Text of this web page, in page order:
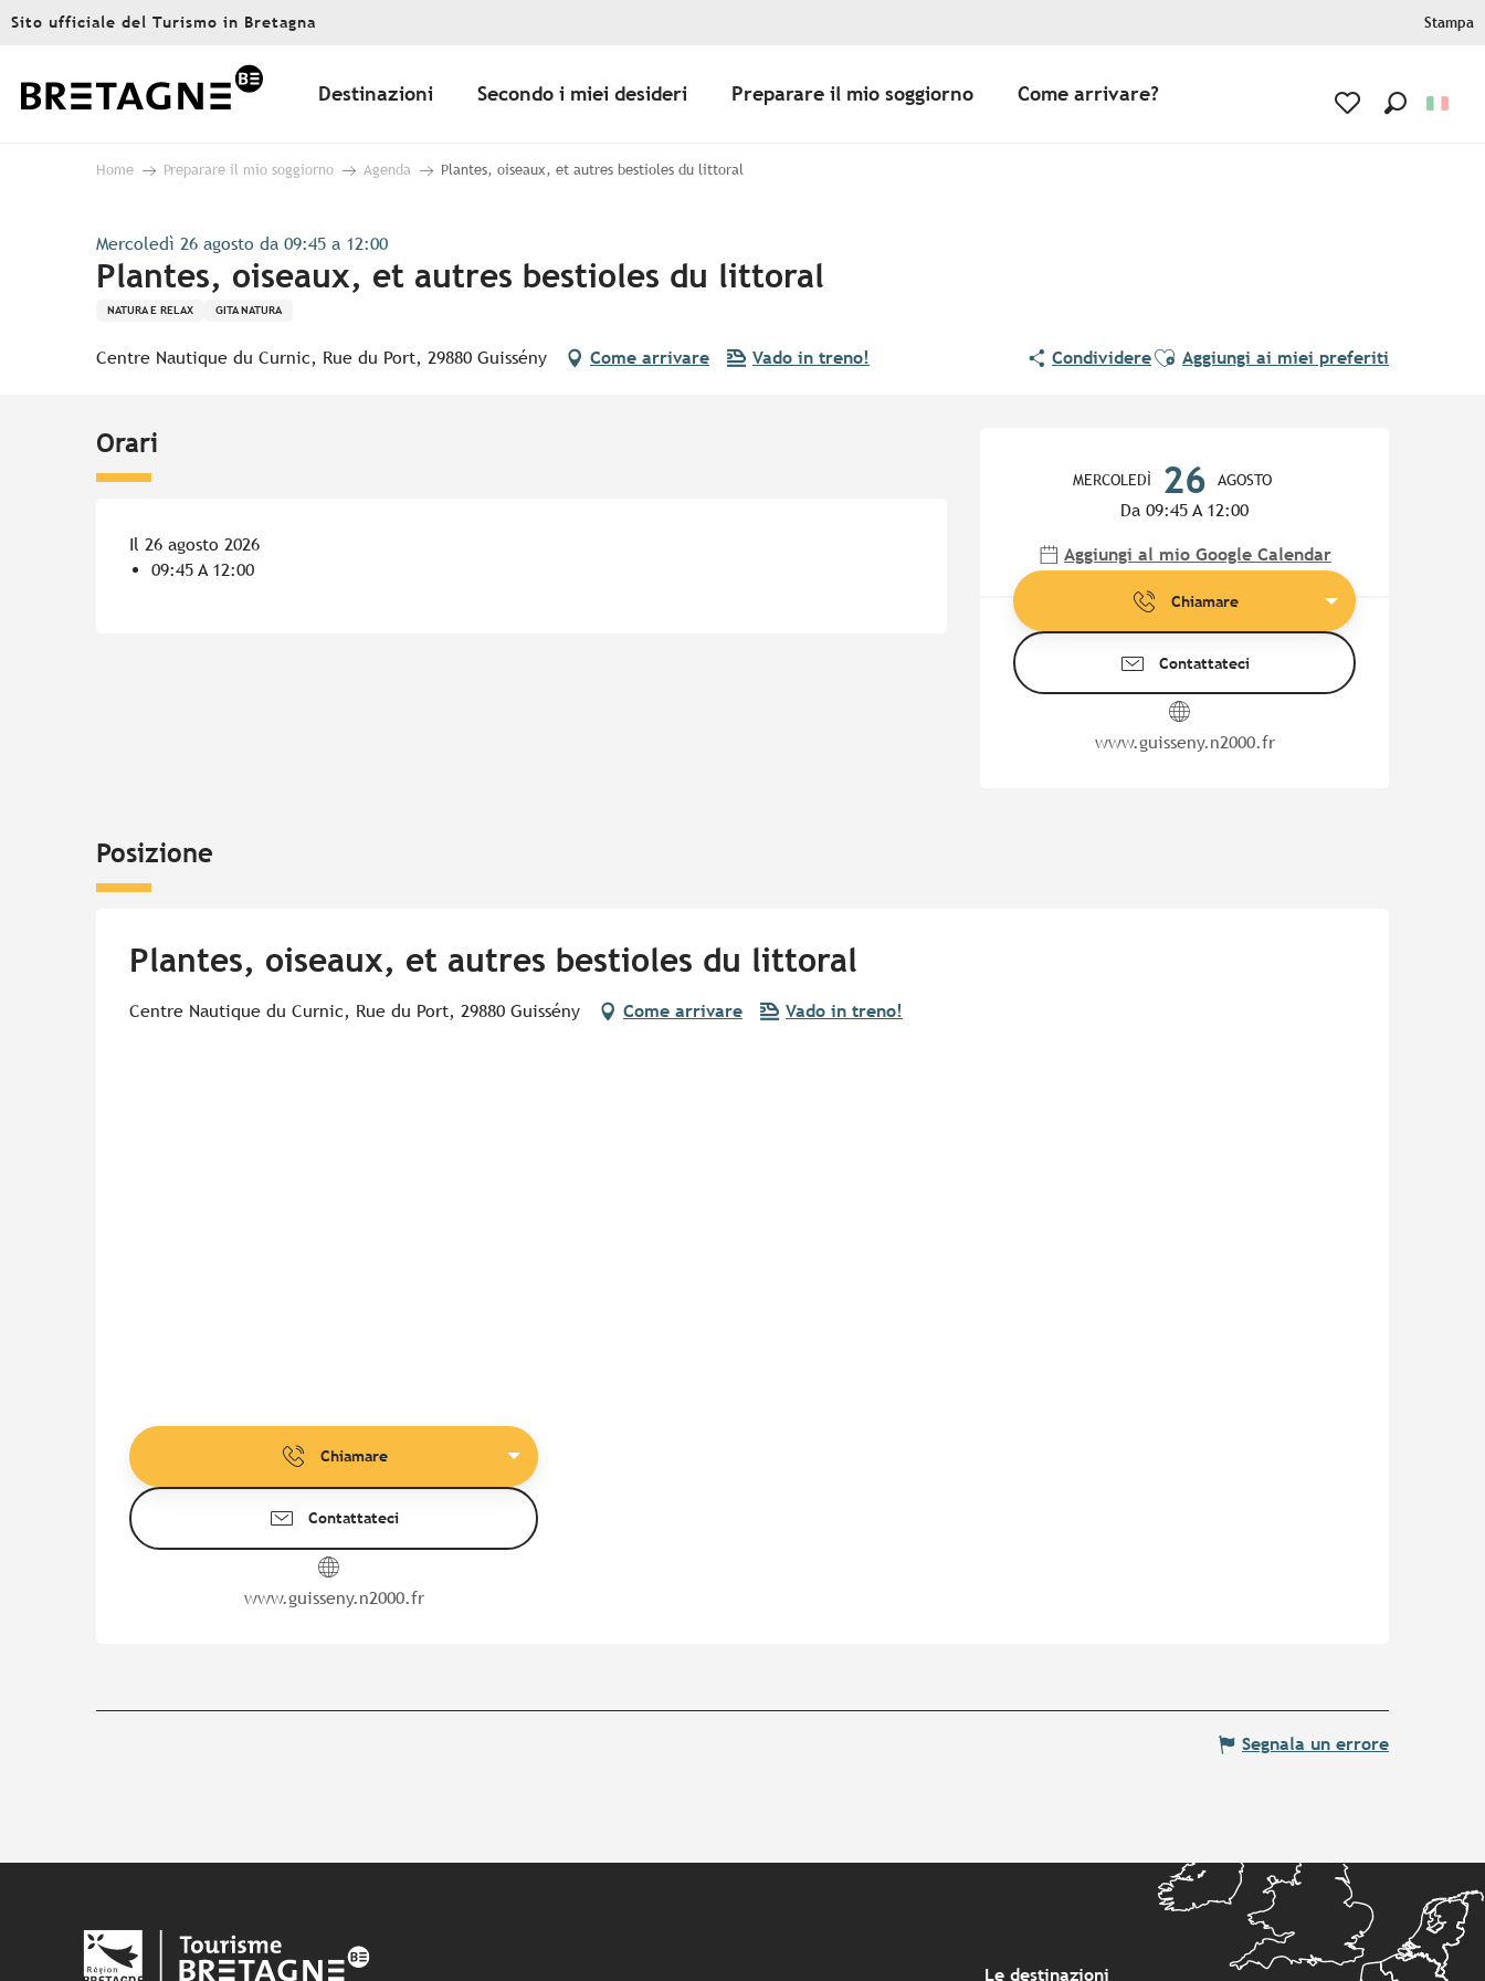
Aller
principal
Sito ufficiale del Turismo in Bretagna Stampa
Destinazioni Secondo i miei desideri Preparare il mio soggiorno Come arrivare?
Home Preparare il mio soggiorno Agenda Plantes, oiseaux, et autres bestioles du littoral
Mercoledì 26 agosto da 09:45 a 12:00
Plantes, oiseaux, et autres bestioles du littoral
NATURA E RELAX GITA NATURA
Centre Nautique du Curnic, Rue du Port, 29880 Guissény Come arrivare Vado in treno! CondividereAjouter aux favoris
Aggiungi ai miei preferiti
MERCOLEDÌ 26 AGOSTO
Da 09:45 A 12:00
Aggiungi al mio Google Calendar
Chiamare
Contattateci
www.guisseny.n2000.fr
Orari
Il 26 agosto 2026
09:45 A 12:00
Posizione
Plantes, oiseaux, et autres bestioles du littoral
Centre Nautique du Curnic, Rue du Port, 29880 Guissény Come arrivare Vado in treno!
Chiamare
Contattateci
www.guisseny.n2000.fr
Segnala un errore
Le destinazioni